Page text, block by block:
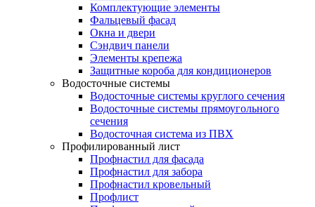
Комплектующие элементы
Фальцевый фасад
Окна и двери
Сэндвич панели
Элементы крепежа
Защитные короба для кондиционеров
Водосточные системы
Водосточные системы круглого сечения
Водосточные системы прямоугольного
сечения
Водосточная система из ПВХ
Профилированный лист
Профнастил для фасада
Профнастил для забора
Профнастил кровельный
Профлист